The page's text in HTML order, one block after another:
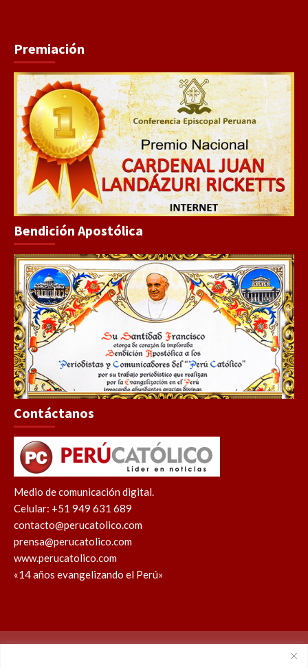
Premiación
Bendición Apostólica
Contáctanos
Medio de comunicación digital.
Celular: +51 949 631 689
contacto@perucatolico.com
prensa@perucatolico.com
www.perucatolico.com
«14 años evangelizando el Perú»